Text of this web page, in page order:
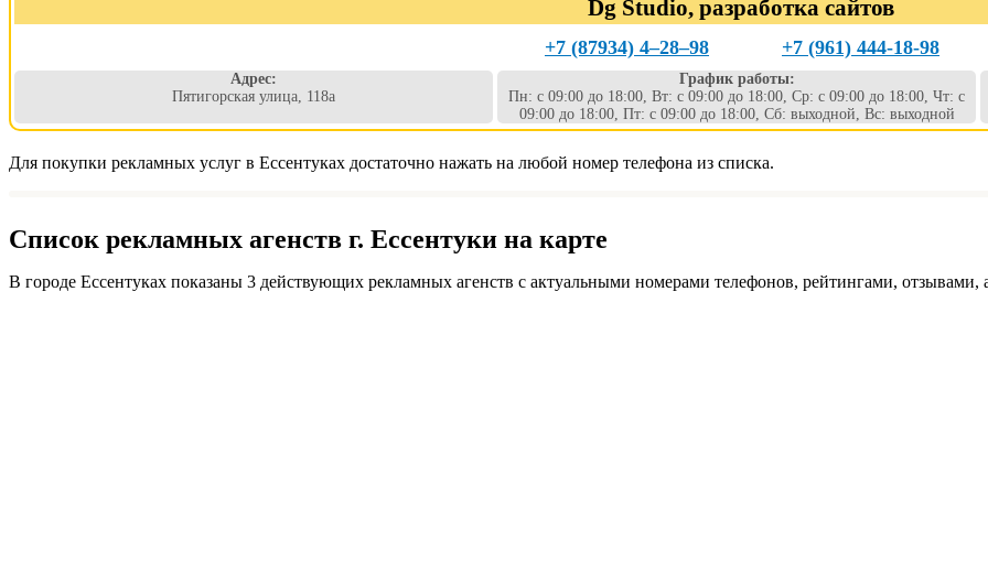
Dg Studio, разработка сайтов
+7 (87934) 4‒28‒98 +7 (961) 444-18-98
Адрес:
Пятигорская улица, 118а
График работы:
Пн: с 09:00 до 18:00, Вт: с 09:00 до 18:00, Ср: с 09:00 до 18:00, Чт: с
09:00 до 18:00, Пт: с 09:00 до 18:00, Сб: выходной, Вс: выходной
Для покупки рекламных услуг в Ессентуках достаточно нажать на любой номер телефона из списка.
Список рекламных агенств г. Ессентуки на карте
В городе Ессентуках показаны 3 действующих рекламных агенств с актуальными номерами телефонов, рейтингами,